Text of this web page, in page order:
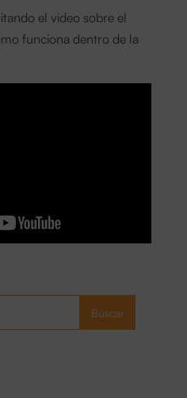
el video sobre el
funciona dentro de la
Buscar